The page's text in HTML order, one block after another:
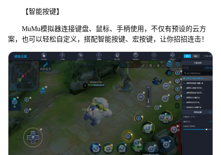
【智能按键】
MuMu模拟器连接键盘、鼠标、手柄使用，不仅有预设的云方
案，也可以轻松自定义，搭配智能按键、宏按键，让你招招连击！